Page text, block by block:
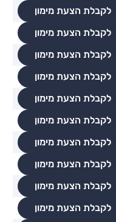
לקבלת הצעת מימון
לקבלת הצעת מימון
לקבלת הצעת מימון
לקבלת הצעת מימון
לקבלת הצעת מימון
לקבלת הצעת מימון
לקבלת הצעת מימון
לקבלת הצעת מימון
לקבלת הצעת מימון
לקבלת הצעת מימון